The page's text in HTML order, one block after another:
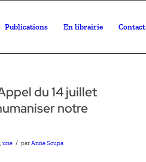
Publications En librairie Contact
du 14 juillet
notre
,une / parAnne Soupa